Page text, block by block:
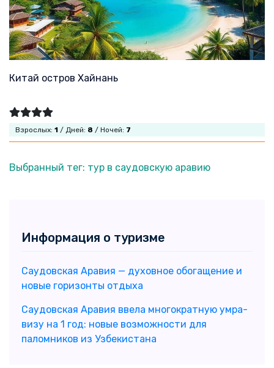
Китай остров Хайнань
Взрослых: 1 / Дней: 8 / Ночей: 7
Выбранный тег: тур в саудовскую аравию
Информация о туризме
Саудовская Аравия — духовное обогащение и
новые горизонты отдыха
Саудовская Аравия ввела многократную умра-
визу на 1 год: новые возможности для
паломников из Узбекистана